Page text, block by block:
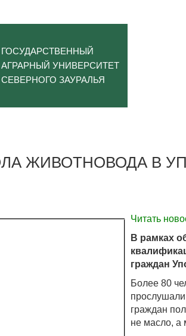
ГОСУДАРСТВЕННЫЙ
АГРАРНЫЙ УНИВЕРСИТЕТ
СЕВЕРНОГО ЗАУРАЛЬЯ
ЖИВОТНОВОДА В
Читать
В рамках
граждан
Более 80
граждан
не масло, а